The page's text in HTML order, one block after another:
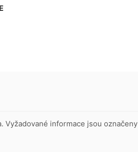
Vyžadované informace jsou označeny